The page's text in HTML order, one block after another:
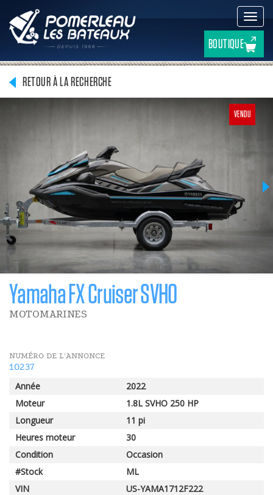
la
BOUTIQUE
RETOUR À LA RECHERCHE
VENDU
Yamaha FX Cruiser SVHO
MOTOMARINES
NUMÉRO DE L'ANNONCE
10237
Année
2022
Moteur
1.8L SVHO 250 HP
Longueur
11 pi
Heures moteur
30
Condition
Occasion
#Stock
ML
VIN
US-YAMA1712F222